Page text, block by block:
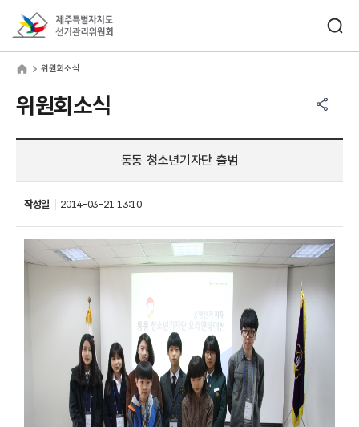
위원회소식
위원회소식
통통 청소년기자단 출범
작성일 2014-03-21 13:10